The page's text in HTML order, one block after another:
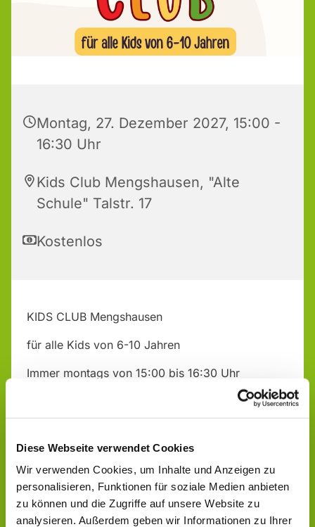
Diese Webseite verwendet Cookies
Wir verwenden Cookies, um Inhalte und Anzeigen zu
personalisieren, Funktionen für soziale Medien anbieten
zu können und die Zugriffe auf unsere Website zu
analysieren. Außerdem geben wir Informationen zu Ihrer
Montag, 27. Dezember 2027, 15:00 -
16:30 Uhr
Kids Club Mengshausen, "Alte
Schule" Talstr. 17
Kostenlos
KIDS CLUB Mengshausen
für alle Kids von 6-10 Jahren
Immer montags von 15:00 bis 16:30 Uhr
Infos & Anmeldung bei:
Tel.: 0151 14170618